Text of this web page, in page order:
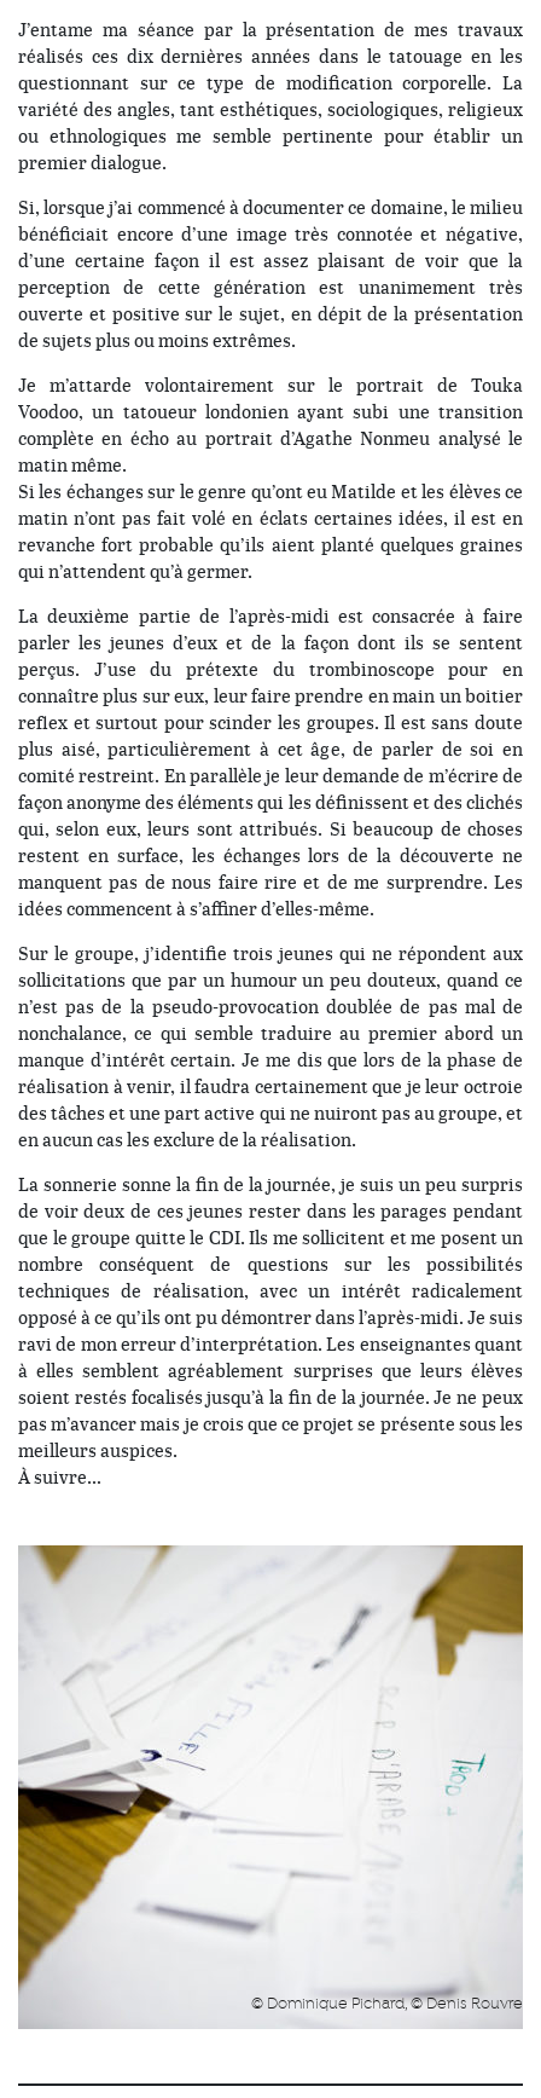
J’entame ma séance par la présentation de mes travaux
réalisés ces dix dernières années dans le tatouage en les
questionnant sur ce type de modification corporelle. La
variété des angles, tant esthétiques, sociologiques, religieux
ou ethnologiques me semble pertinente pour établir un
premier dialogue.
Si, lorsque j’ai commencé à documenter ce domaine, le milieu
bénéficiait encore d’une image très connotée et négative,
d’une certaine façon il est assez plaisant de voir que la
perception de cette génération est unanimement très
ouverte et positive sur le sujet, en dépit de la présentation
de sujets plus ou moins extrêmes.
Je m’attarde volontairement sur le portrait de Touka
Voodoo, un tatoueur londonien ayant subi une transition
complète en écho au portrait d’Agathe Nonmeu analysé le
matin même.
Si les échanges sur le genre qu’ont eu Matilde et les élèves ce
matin n’ont pas fait volé en éclats certaines idées, il est en
revanche fort probable qu’ils aient planté quelques graines
qui n’attendent qu’à germer.
La deuxième partie de l’après-midi est consacrée à faire
parler les jeunes d’eux et de la façon dont ils se sentent
perçus. J’use du prétexte du trombinoscope pour en
connaître plus sur eux, leur faire prendre en main un boitier
reflex et surtout pour scinder les groupes. Il est sans doute
plus aisé, particulièrement à cet âge, de parler de soi en
comité restreint. En parallèle je leur demande de m’écrire de
façon anonyme des éléments qui les définissent et des clichés
qui, selon eux, leurs sont attribués. Si beaucoup de choses
restent en surface, les échanges lors de la découverte ne
manquent pas de nous faire rire et de me surprendre. Les
idées commencent à s’affiner d’elles-même.
Sur le groupe, j’identifie trois jeunes qui ne répondent aux
sollicitations que par un humour un peu douteux, quand ce
n’est pas de la pseudo-provocation doublée de pas mal de
nonchalance, ce qui semble traduire au premier abord un
manque d’intérêt certain. Je me dis que lors de la phase de
réalisation à venir, il faudra certainement que je leur octroie
des tâches et une part active qui ne nuiront pas au groupe, et
en aucun cas les exclure de la réalisation.
La sonnerie sonne la fin de la journée, je suis un peu surpris
de voir deux de ces jeunes rester dans les parages pendant
que le groupe quitte le CDI. Ils me sollicitent et me posent un
nombre conséquent de questions sur les possibilités
techniques de réalisation, avec un intérêt radicalement
opposé à ce qu’ils ont pu démontrer dans l’après-midi. Je suis
ravi de mon erreur d’interprétation. Les enseignantes quant
à elles semblent agréablement surprises que leurs élèves
soient restés focalisés jusqu’à la fin de la journée. Je ne peux
pas m’avancer mais je crois que ce projet se présente sous les
meilleurs auspices.
À suivre…
© Dominique Pichard, © Denis Rouvre